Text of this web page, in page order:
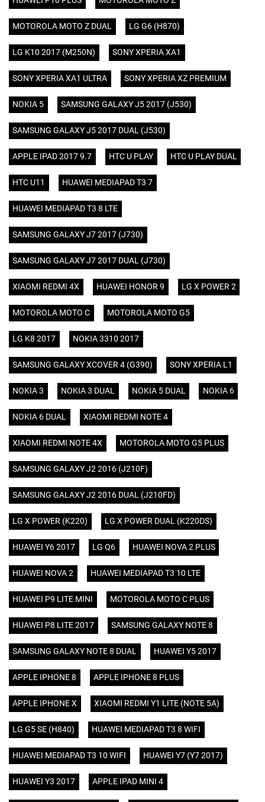
MOTOROLA MOTO Z DUAL LG G6 (H870)
LG K10 2017 (M250N) SONY XPERIA XA1
SONY XPERIA XA1 ULTRA SONY XPERIA XZ PREMIUM
NOKIA 5 SAMSUNG GALAXY J5 2017 (J530)
SAMSUNG GALAXY J5 2017 DUAL (J530)
APPLE IPAD 2017 9.7 HTC U PLAY HTC U PLAY DUAL
HTC U11 HUAWEI MEDIAPAD T3 7
HUAWEI MEDIAPAD T3 8 LTE
SAMSUNG GALAXY J7 2017 (J730)
SAMSUNG GALAXY J7 2017 DUAL (J730)
XIAOMI REDMI 4X HUAWEI HONOR 9 LG X POWER 2
MOTOROLA MOTO C MOTOROLA MOTO G5
LG K8 2017 NOKIA 3310 2017
SAMSUNG GALAXY XCOVER 4 (G390) SONY XPERIA L1
NOKIA 3 NOKIA 3 DUAL NOKIA 5 DUAL NOKIA 6
NOKIA 6 DUAL XIAOMI REDMI NOTE 4
XIAOMI REDMI NOTE 4X MOTOROLA MOTO G5 PLUS
SAMSUNG GALAXY J2 2016 (J210F)
SAMSUNG GALAXY J2 2016 DUAL (J210FD)
LG X POWER (K220) LG X POWER DUAL (K220DS)
HUAWEI Y6 2017 LG Q6 HUAWEI NOVA 2 PLUS
HUAWEI NOVA 2 HUAWEI MEDIAPAD T3 10 LTE
HUAWEI P9 LITE MINI MOTOROLA MOTO C PLUS
HUAWEI P8 LITE 2017 SAMSUNG GALAXY NOTE 8
SAMSUNG GALAXY NOTE 8 DUAL HUAWEI Y5 2017
APPLE IPHONE 8 APPLE IPHONE 8 PLUS
APPLE IPHONE X XIAOMI REDMI Y1 LITE (NOTE 5A)
LG G5 SE (H840) HUAWEI MEDIAPAD T3 8 WIFI
HUAWEI MEDIAPAD T3 10 WIFI HUAWEI Y7 (Y7 2017)
HUAWEI Y3 2017 APPLE IPAD MINI 4